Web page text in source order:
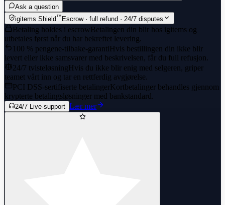
Ask a question
igitems Shield™ Escrow · full refund · 24/7 disputes
Betaling holdes i escrowBetalingen din blir hos igitems og
utbetales først når du har bekreftet levering.
100 % pengene-tilbake-garantiHvis bestillingen din ikke blir
levert eller ikke samsvarer med beskrivelsen, får du full refusjon.
24/7 tvisteløsningHvis du ikke blir enig med selgeren, griper
teamet vårt inn og tar en rettferdig avgjørelse.
PCI DSS-sertifiserte betalingerKortbetalinger behandles gjennom
krypterte betalingsløsninger med bankstandard.
24/7 Live-support Lær mer